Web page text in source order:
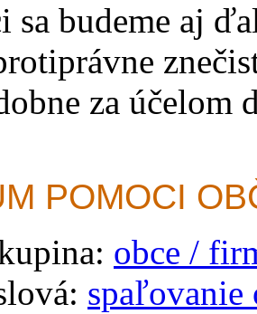
sa budeme aj
za účelom
POMOCI
obce /
spaľovanie